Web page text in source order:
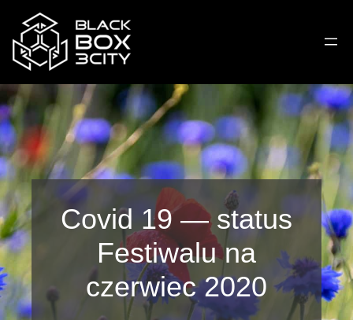
Przejdź
treści
Covid 19 — status
Festiwalu na
czerwiec 2020